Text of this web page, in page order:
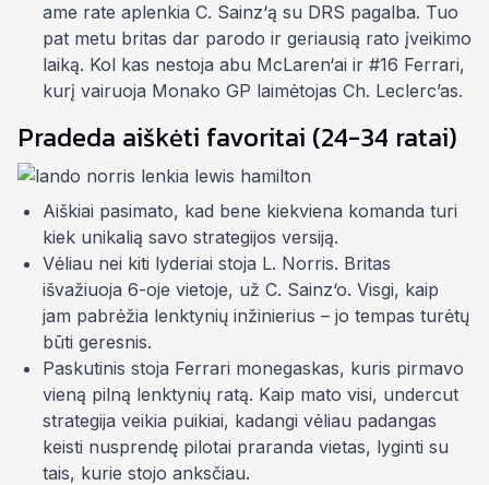
ame rate aplenkia C. Sainz‘ą su DRS pagalba. Tuo
pat metu britas dar parodo ir geriausią rato įveikimo
laiką. Kol kas nestoja abu McLaren‘ai ir #16 Ferrari,
kurį vairuoja Monako GP laimėtojas Ch. Leclerc’as.
Pradeda aiškėti favoritai (24-34 ratai)
Aiškiai pasimato, kad bene kiekviena komanda turi
kiek unikalią savo strategijos versiją.
Vėliau nei kiti lyderiai stoja L. Norris. Britas
išvažiuoja 6-oje vietoje, už C. Sainz‘o. Visgi, kaip
jam pabrėžia lenktynių inžinierius – jo tempas turėtų
būti geresnis.
Paskutinis stoja Ferrari monegaskas, kuris pirmavo
vieną pilną lenktynių ratą. Kaip mato visi, undercut
strategija veikia puikiai, kadangi vėliau padangas
keisti nusprendę pilotai praranda vietas, lyginti su
tais, kurie stojo anksčiau.